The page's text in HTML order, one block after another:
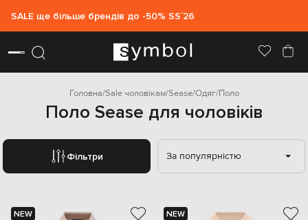
SALE ще більше брендів до -50% SS`26
Головна Sale чоловікам Sease Одяг Поло
Поло Sease для чоловіків
Фільтри За популярністю
NEW
NEW